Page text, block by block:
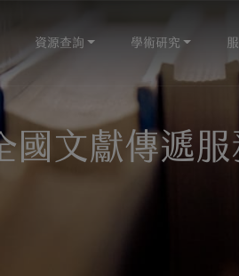
資源查詢 學術研究
國文獻傳遞服